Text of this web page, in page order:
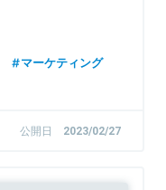
マーケティング
公開日 2023/02/27